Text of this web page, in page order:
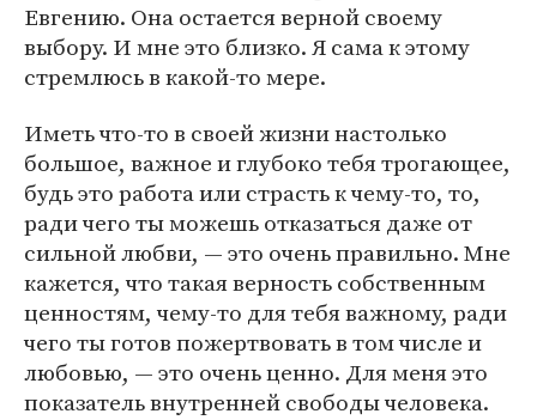
Евгению. Она остается верной своему
выбору. И мне это близко. Я сама к этому
стремлюсь в какой-то мере.
Иметь что-то в своей жизни настолько
большое, важное и глубоко тебя трогающее,
будь это работа или страсть к чему-то, то,
ради чего ты можешь отказаться даже от
сильной любви, — это очень правильно. Мне
кажется, что такая верность собственным
ценностям, чему-то для тебя важному, ради
чего ты готов пожертвовать в том числе и
любовью, — это очень ценно. Для меня это
показатель внутренней свободы человека.